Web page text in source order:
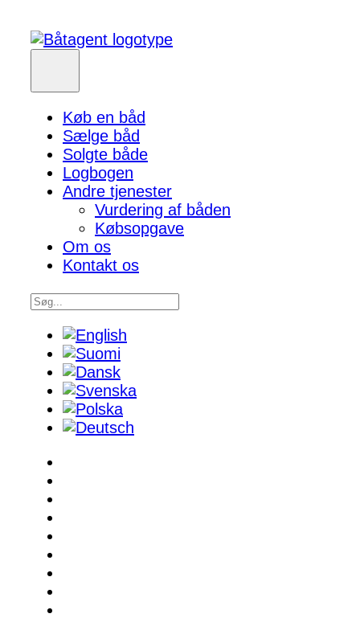
Køb en båd
Sælge båd
Solgte både
Logbogen
Andre tjenester
Vurdering af båden
Købsopgave
Om os
Kontakt os